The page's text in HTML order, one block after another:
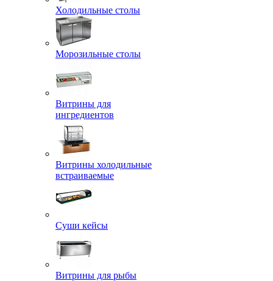
Холодильные столы
Морозильные столы
Витрины для
ингредиентов
Витрины холодильные
встраиваемые
Суши кейсы
Витрины для рыбы